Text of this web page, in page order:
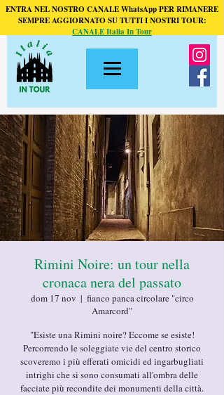
ENTRA NEL NOSTRO CANALE WhatsApp PER RIMANERE
SEMPRE AGGIORNATO SU TUTTI I NOSTRI TOUR:
CANALE Italia In Tour
Rimini Noire: un tour nella
cronaca nera del passato
dom 17 nov
  |
fianco panca circolare "circo
Amarcord"
"Esiste una Rimini noire? Eccome se esiste!
Percorrendo le soleggiate vie del centro storico
scoveremo i più efferati omicidi ed ingarbugliati
intrighi che si sono consumati all'ombra delle
facciate più recondite dei monumenti della città.